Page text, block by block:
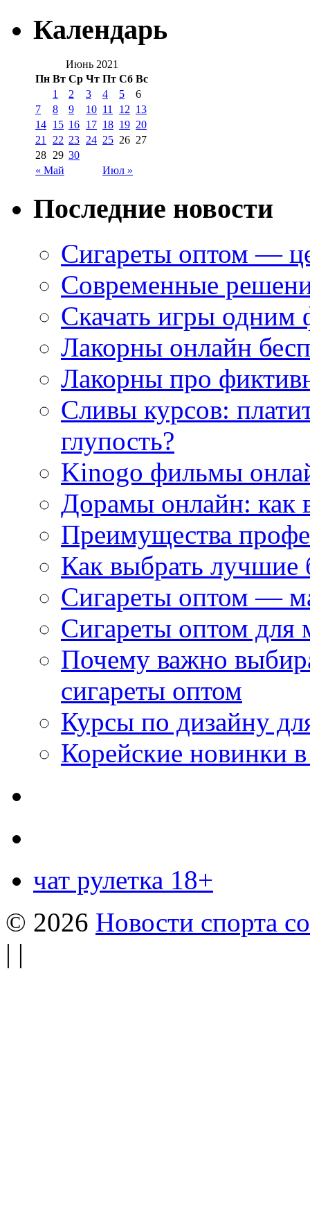
Календарь
Июнь 2021
Пн Вт Ср Чт Пт Сб Вс
« Май Июл »
1 2 3 4 5
6
7
8 9 10 11 12 13
14 15 16 17 18 19 20
21
22 23 24 25 26 27
28 29 30
Последние новости
Сигареты оптом —
Современные
Скачать игры одним
Лакорны онлайн
Лакорны про
Сливы курсов:
глупость?
Kinogo фильмы
Дорамы онлайн: как
Преимущества
Как выбрать
Сигареты оптом —
Сигареты оптом для
Почему важно
сигареты оптом
Курсы по дизайну
Корейские новинки
чат рулетка 18+
© 2026 Новости спорта
| |